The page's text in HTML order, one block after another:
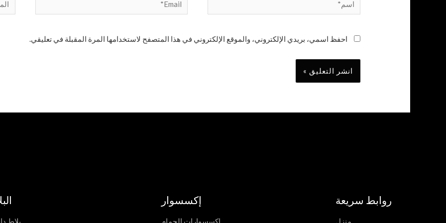
احفظ اسمي، بريدي الإلكتروني، والموقع الإلكتروني في هذا المتصفح لاستخدامها المرة المقبلة في تعليقي.
روابط سريعة
منزل
إكسسوار
إكسسوارات الحمام بلاط